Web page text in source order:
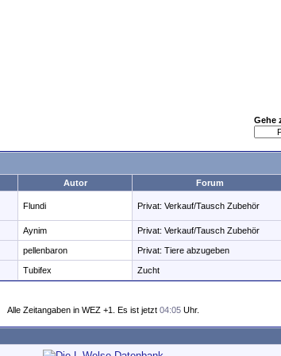
Gehe
Autor
Forum
Flundi Privat: Verkauf/Tausch Zubehör
Aynim Privat: Verkauf/Tausch Zubehör
pellenbaron Privat: Tiere abzugeben
Tubifex Zucht
Alle Zeitangaben in WEZ +1. Es ist jetzt 04:05 Uhr.